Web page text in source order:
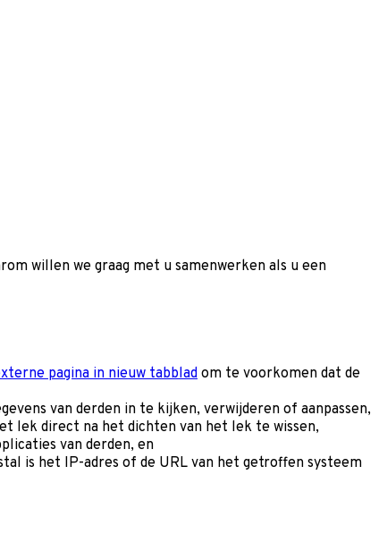
willen we graag met u samenwerken als u een
pagina in nieuw tabbladom te voorkomen dat de
van derden in te kijken, verwijderen of aanpassen,
lek direct na het dichten van het lek te wissen,
van derden, en
is het IP-adres of de URL van het getroffen systeem